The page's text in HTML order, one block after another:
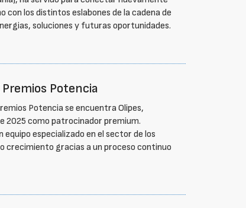
con los distintos eslabones de la cadena de
soluciones y futuras oportunidades.
Potencia
Potencia se encuentra Olipes,
2025 como patrocinador premium.
especializado en el sector de los
crecimiento gracias a un proceso continuo